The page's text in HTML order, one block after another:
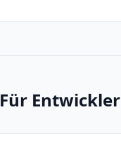
Für Entwickler